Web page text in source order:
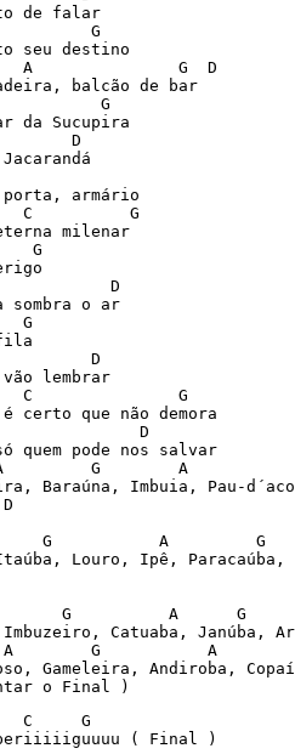
de falar
G
seu destino
A               G
balcão de bar
G
da Sucupira
D
armário
C          G
milenar
G
D
sombra o ar
G
D
lembrar
C               G
certo que não demora
D
quem pode nos salvar
G        A
Baraúna, Imbuia, Pau-
G           A         G
Louro, Ipê, Paracaúba,
A          G
Imbuzeiro, Catuaba, Janúba,
G           A
Gameleira, Andiroba,
o Final )
C     G
periiiiiguuuu ( Final )